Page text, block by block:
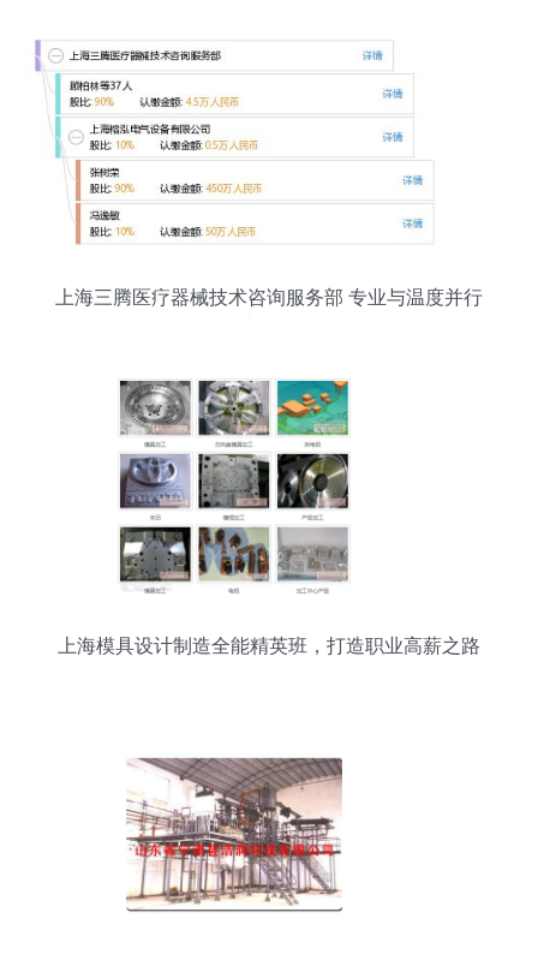
上海三腾医疗器械技术咨询服务部 专业与温度并行
上海模具设计制造全能精英班，打造职业高薪之路